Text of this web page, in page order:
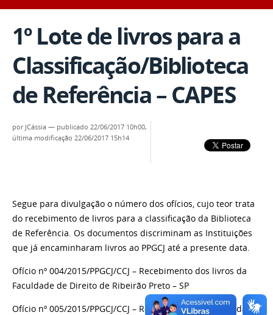
1º Lote de livros para a
Classificação/Biblioteca
de Referência – CAPES
por JCássia — publicado 22/06/2017 10h00,
última modificação 22/06/2017 15h14
Segue para divulgação o número dos ofícios, cujo teor trata
do recebimento de livros para a classificação da Biblioteca
de Referência. Os documentos discriminam as Instituições
que já encaminharam livros ao PPGCJ até a presente data.
Ofício nº 004/2015/PPGCJ/CCJ – Recebimento dos livros da
Faculdade de Direito de Ribeirão Preto – SP
Ofício nº 005/2015/PPGCJ/CCJ – Recebimento dos livros da